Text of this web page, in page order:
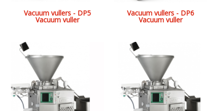
Vacuum vullers - DP5
Vacuum vuller
Vacuum vullers - DP6
Vacuum vuller